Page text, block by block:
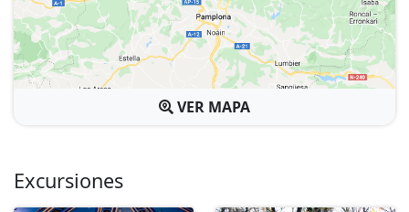
VER MAPA
Excursiones